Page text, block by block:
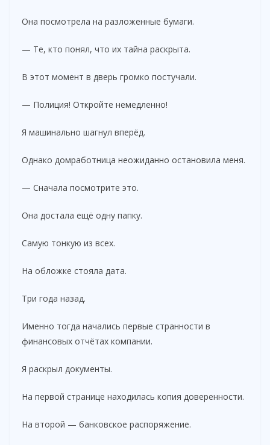
Она посмотрела на разложенные бумаги.
— Те, кто понял, что их тайна раскрыта.
В этот момент в дверь громко постучали.
— Полиция! Откройте немедленно!
Я машинально шагнул вперёд.
Однако домработница неожиданно остановила меня.
— Сначала посмотрите это.
Она достала ещё одну папку.
Самую тонкую из всех.
На обложке стояла дата.
Три года назад.
Именно тогда начались первые странности в
финансовых отчётах компании.
Я раскрыл документы.
На первой странице находилась копия доверенности.
На второй — банковское распоряжение.